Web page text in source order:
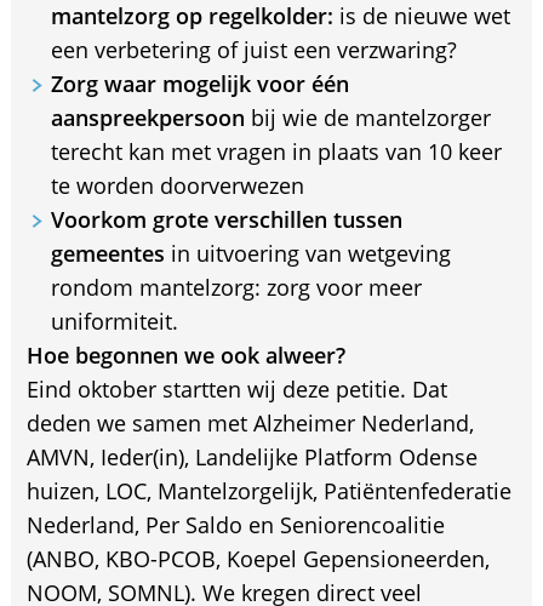
mantelzorg op regelkolder: is de nieuwe wet
een verbetering of juist een verzwaring?
Zorg waar mogelijk voor één
aanspreekpersoon bij wie de mantelzorger
terecht kan met vragen in plaats van 10 keer
te worden doorverwezen
Voorkom grote verschillen tussen
gemeentes in uitvoering van wetgeving
rondom mantelzorg: zorg voor meer
uniformiteit.
Hoe begonnen we ook alweer?
Eind oktober startten wij deze petitie. Dat
deden we samen met Alzheimer Nederland,
AMVN, Ieder(in), Landelijke Platform Odense
huizen, LOC, Mantelzorgelijk, Patiëntenfederatie
Nederland, Per Saldo en Seniorencoalitie
(ANBO, KBO-PCOB, Koepel Gepensioneerden,
NOOM, SOMNL). We kregen direct veel